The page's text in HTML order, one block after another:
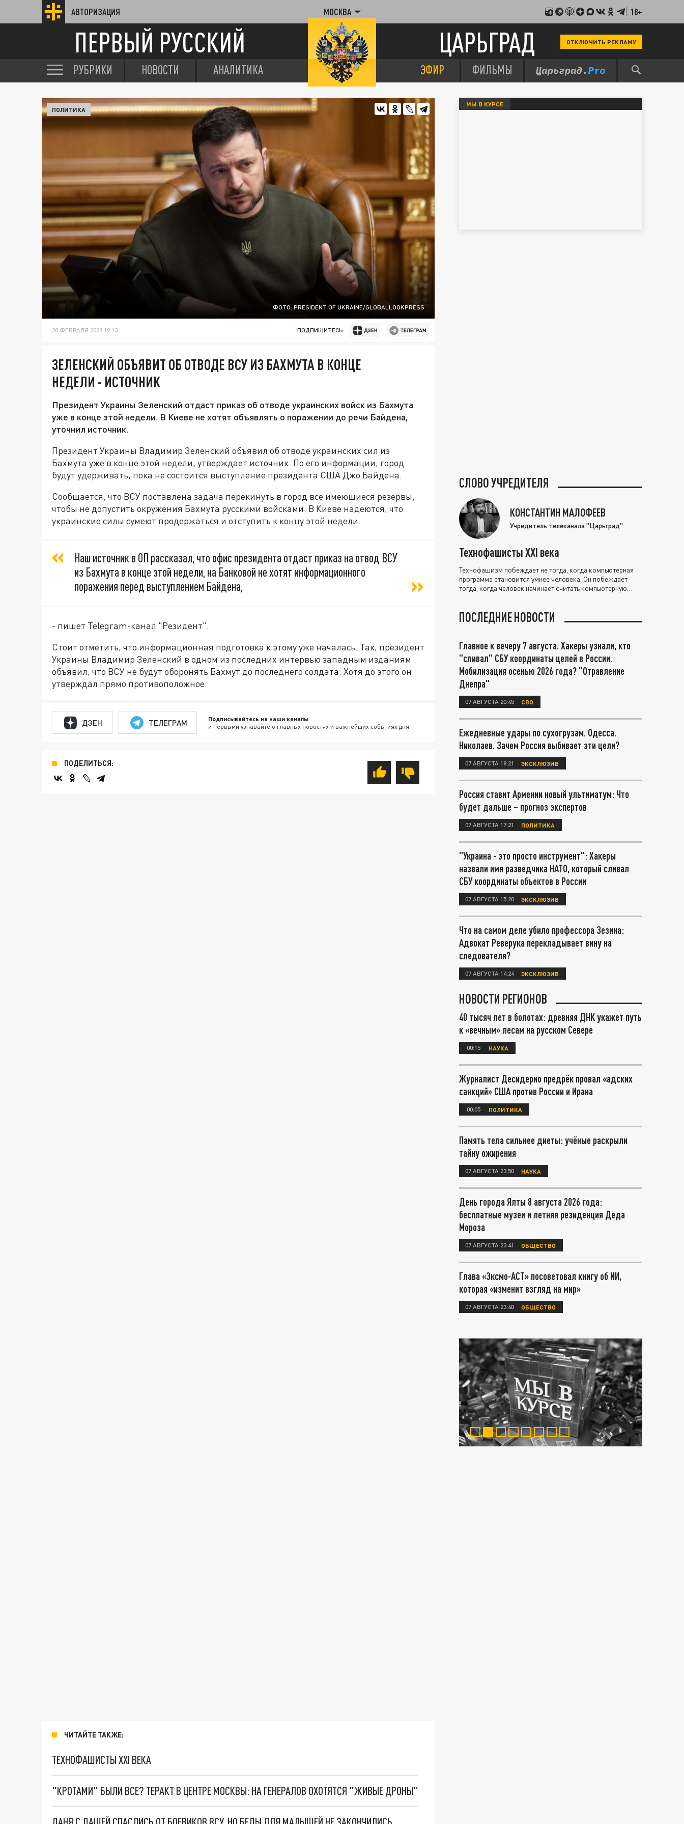
АВТОРИЗАЦИЯ МОСКВА 18+
ПЕРВЫЙ РУССКИЙ ЦАРЬГРАД ОТКЛЮЧИТЬ РЕКЛАМУ
РУБРИКИ НОВОСТИ АНАЛИТИКА ЭФИР ФИЛЬМЫ
ФОТО: PRESIDENT OF UKRAINE/GLOBALLOOKPRESS
ПОЛИТИКА
20 ФЕВРАЛЯ 2023 19:13 ПОДПИШИТЕСЬ:
ЗЕЛЕНСКИЙ ОБЪЯВИТ ОБ ОТВОДЕ ВСУ ИЗ БАХМУТА В КОНЦЕ
НЕДЕЛИ - ИСТОЧНИК
Президент Украины Зеленский отдаст приказ об отводе украинских войск из Бахмута
уже в конце этой недели. В Киеве не хотят объявлять о поражении до речи Байдена,
уточнил источник.
Президент Украины Владимир Зеленский объявил об отводе украинских сил из
Бахмута уже в конце этой недели, утверждает источник. По его информации, город
будут удерживать, пока не состоится выступление президента США Джо Байдена.
Сообщается, что ВСУ поставлена задача перекинуть в город все имеющиеся резервы,
чтобы не допустить окружения Бахмута русскими войсками. В Киеве надеются, что
украинские силы сумеют продержаться и отступить к концу этой недели.
Наш источник в ОП рассказал, что офис президента отдаст приказ на отвод ВСУ
из Бахмута в конце этой недели, на Банковой не хотят информационного
поражения перед выступлением Байдена,
- пишет Telegram-канал "Резидент".
Стоит отметить, что информационная подготовка к этому уже началась. Так, президент
Украины Владимир Зеленский в одном из последних интервью западным изданиям
объявил, что ВСУ не будут оборонять Бахмут до последнего солдата. Хотя до этого он
утверждал прямо противоположное.
ДЗЕН ТЕЛЕГРАМ Подписывайтесь на наши каналы
и первыми узнавайте о главных новостях и важнейших событиях дня.
ПОДЕЛИТЬСЯ:
ЧИТАЙТЕ ТАКЖЕ:
ТЕХНОФАШИСТЫ XXI ВЕКА
"КРОТАМИ" БЫЛИ ВСЕ? ТЕРАКТ В ЦЕНТРЕ МОСКВЫ: НА ГЕНЕРАЛОВ ОХОТЯТСЯ "ЖИВЫЕ ДРОНЫ"
МЫ В КУРСЕ
СЛОВО УЧРЕДИТЕЛЯ
КОНСТАНТИН МАЛОФЕЕВ
Учредитель телеканала "Царьград"
Технофашисты XXI века
Технофашизм побеждает не тогда, когда компьютерная
программа становится умнее человека. Он побеждает
тогда, когда человек начинает считать компьютерную
ПОСЛЕДНИЕ НОВОСТИ
Главное к вечеру 7 августа. Хакеры узнали, кто
"сливал" СБУ координаты целей в России.
Мобилизация осенью 2026 года? "Отравление
Днепра"
07 АВГУСТА 20:45 СВО
Ежедневные удары по сухогрузам. Одесса.
Николаев. Зачем Россия выбивает эти цели?
07 АВГУСТА 18:21 ЭКСКЛЮЗИВ
Россия ставит Армении новый ультиматум: Что
будет дальше – прогноз экспертов
07 АВГУСТА 17:21 ПОЛИТИКА
"Украина - это просто инструмент": Хакеры
назвали имя разведчика НАТО, который сливал
СБУ координаты объектов в России
07 АВГУСТА 15:20 ЭКСКЛЮЗИВ
Что на самом деле убило профессора Зезина:
Адвокат Реверука перекладывает вину на
следователя?
07 АВГУСТА 14:24 ЭКСКЛЮЗИВ
НОВОСТИ РЕГИОНОВ
40 тысяч лет в болотах: древняя ДНК укажет путь
к «вечным» лесам на русском Севере
00:15 НАУКА
Журналист Десидерио предрёк провал «адских
санкций» США против России и Ирана
00:05 ПОЛИТИКА
Память тела сильнее диеты: учёные раскрыли
тайну ожирения
07 АВГУСТА 23:50 НАУКА
День города Ялты 8 августа 2026 года:
бесплатные музеи и летняя резиденция Деда
Мороза
07 АВГУСТА 23:41 ОБЩЕСТВО
Глава «Эксмо-АСТ» посоветовал книгу об ИИ,
которая «изменит взгляд на мир»
07 АВГУСТА 23:40 ОБЩЕСТВО